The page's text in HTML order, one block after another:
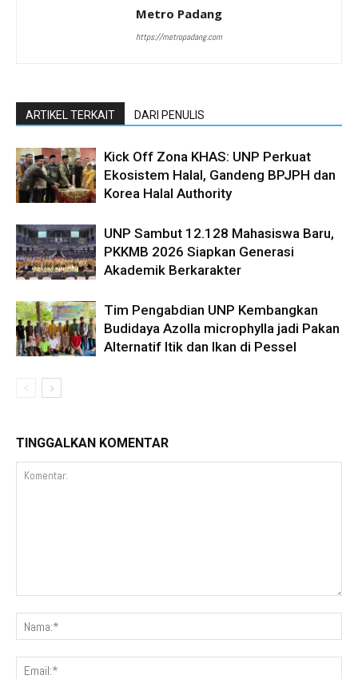
Metro Padang
https://metropadang.com
ARTIKEL TERKAIT DARI PENULIS
Kick Off Zona KHAS: UNP Perkuat
Ekosistem Halal, Gandeng BPJPH dan
Korea Halal Authority
UNP Sambut 12.128 Mahasiswa Baru,
PKKMB 2026 Siapkan Generasi
Akademik Berkarakter
Tim Pengabdian UNP Kembangkan
Budidaya Azolla microphylla jadi Pakan
Alternatif Itik dan Ikan di Pessel
TINGGALKAN KOMENTAR